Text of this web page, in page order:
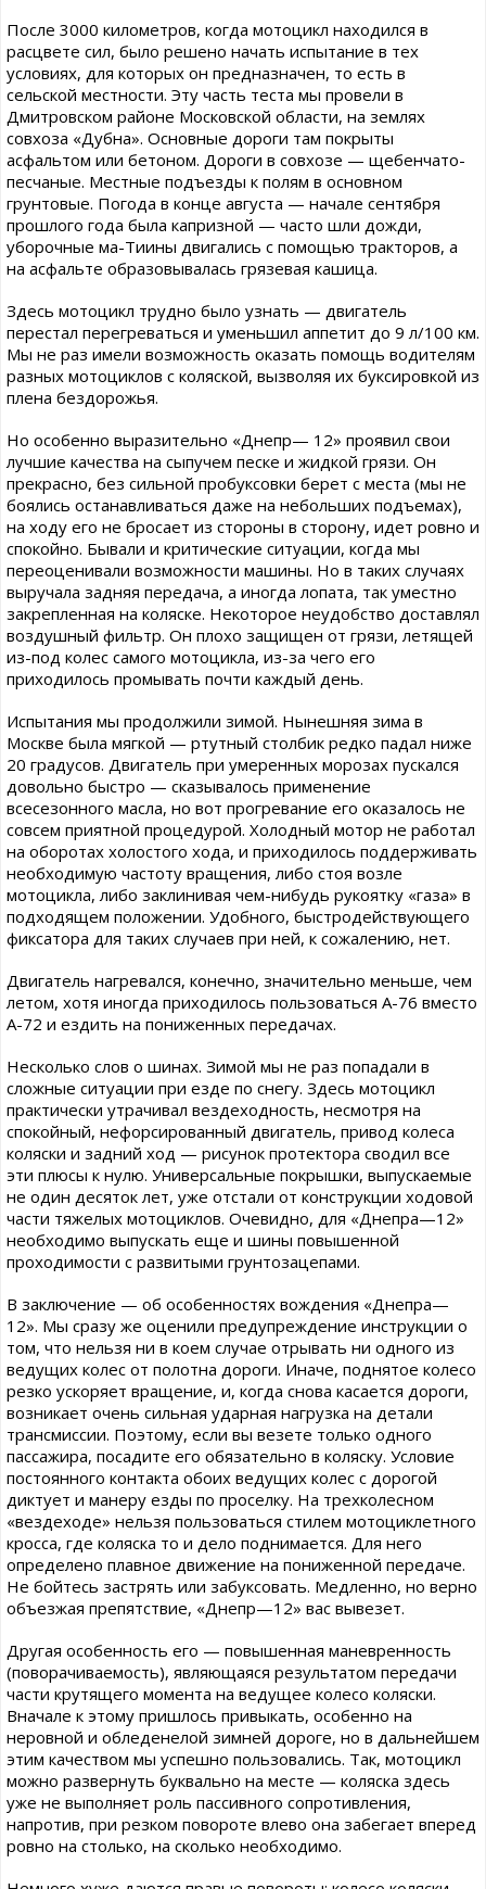
После 3000 километров, когда мотоцикл находился в
расцвете сил, было решено начать испытание в тех
условиях, для которых он предназначен, то есть в
сельской местности. Эту часть теста мы провели в
Дмитровском районе Московской области, на землях
совхоза «Дубна». Основные дороги там покрыты
асфальтом или бетоном. Дороги в совхозе — щебенчато-
песчаные. Местные подъезды к полям в основном
грунтовые. Погода в конце августа — начале сентября
прошлого года была капризной — часто шли дожди,
уборочные ма-Тиины двигались с помощью тракторов, а
на асфальте образовывалась грязевая кашица.
Здесь мотоцикл трудно было узнать — двигатель
перестал перегреваться и уменьшил аппетит до 9 л/100 км.
Мы не раз имели возможность оказать помощь водителям
разных мотоциклов с коляской, вызволяя их буксировкой из
плена бездорожья.
Но особенно выразительно «Днепр— 12» проявил свои
лучшие качества на сыпучем песке и жидкой грязи. Он
прекрасно, без сильной пробуксовки берет с места (мы не
боялись останавливаться даже на небольших подъемах),
на ходу его не бросает из стороны в сторону, идет ровно и
спокойно. Бывали и критические ситуации, когда мы
переоценивали возможности машины. Но в таких случаях
выручала задняя передача, а иногда лопата, так уместно
закрепленная на коляске. Некоторое неудобство доставлял
воздушный фильтр. Он плохо защищен от грязи, летящей
из-под колес самого мотоцикла, из-за чего его
приходилось промывать почти каждый день.
Испытания мы продолжили зимой. Нынешняя зима в
Москве была мягкой — ртутный столбик редко падал ниже
20 градусов. Двигатель при умеренных морозах пускался
довольно быстро — сказывалось применение
всесезонного масла, но вот прогревание его оказалось не
совсем приятной процедурой. Холодный мотор не работал
на оборотах холостого хода, и приходилось поддерживать
необходимую частоту вращения, либо стоя возле
мотоцикла, либо заклинивая чем-нибудь рукоятку «газа» в
подходящем положении. Удобного, быстродействующего
фиксатора для таких случаев при ней, к сожалению, нет.
Двигатель нагревался, конечно, значительно меньше, чем
летом, хотя иногда приходилось пользоваться А-76 вместо
А-72 и ездить на пониженных передачах.
Несколько слов о шинах. Зимой мы не раз попадали в
сложные ситуации при езде по снегу. Здесь мотоцикл
практически утрачивал вездеходность, несмотря на
спокойный, нефорсированный двигатель, привод колеса
коляски и задний ход — рисунок протектора сводил все
эти плюсы к нулю. Универсальные покрышки, выпускаемые
не один десяток лет, уже отстали от конструкции ходовой
части тяжелых мотоциклов. Очевидно, для «Днепра—12»
необходимо выпускать еще и шины повышенной
проходимости с развитыми грунтозацепами.
В заключение — об особенностях вождения «Днепра—
12». Мы сразу же оценили предупреждение инструкции о
том, что нельзя ни в коем случае отрывать ни одного из
ведущих колес от полотна дороги. Иначе, поднятое колесо
резко ускоряет вращение, и, когда снова касается дороги,
возникает очень сильная ударная нагрузка на детали
трансмиссии. Поэтому, если вы везете только одного
пассажира, посадите его обязательно в коляску. Условие
постоянного контакта обоих ведущих колес с дорогой
диктует и манеру езды по проселку. На трехколесном
«вездеходе» нельзя пользоваться стилем мотоциклетного
кросса, где коляска то и дело поднимается. Для него
определено плавное движение на пониженной передаче.
Не бойтесь застрять или забуксовать. Медленно, но верно
объезжая препятствие, «Днепр—12» вас вывезет.
Другая особенность его — повышенная маневренность
(поворачиваемость), являющаяся результатом передачи
части крутящего момента на ведущее колесо коляски.
Вначале к этому пришлось привыкать, особенно на
неровной и обледенелой зимней дороге, но в дальнейшем
этим качеством мы успешно пользовались. Так, мотоцикл
можно развернуть буквально на месте — коляска здесь
уже не выполняет роль пассивного сопротивления,
напротив, при резком повороте влево она забегает вперед
ровно на столько, на сколько необходимо.